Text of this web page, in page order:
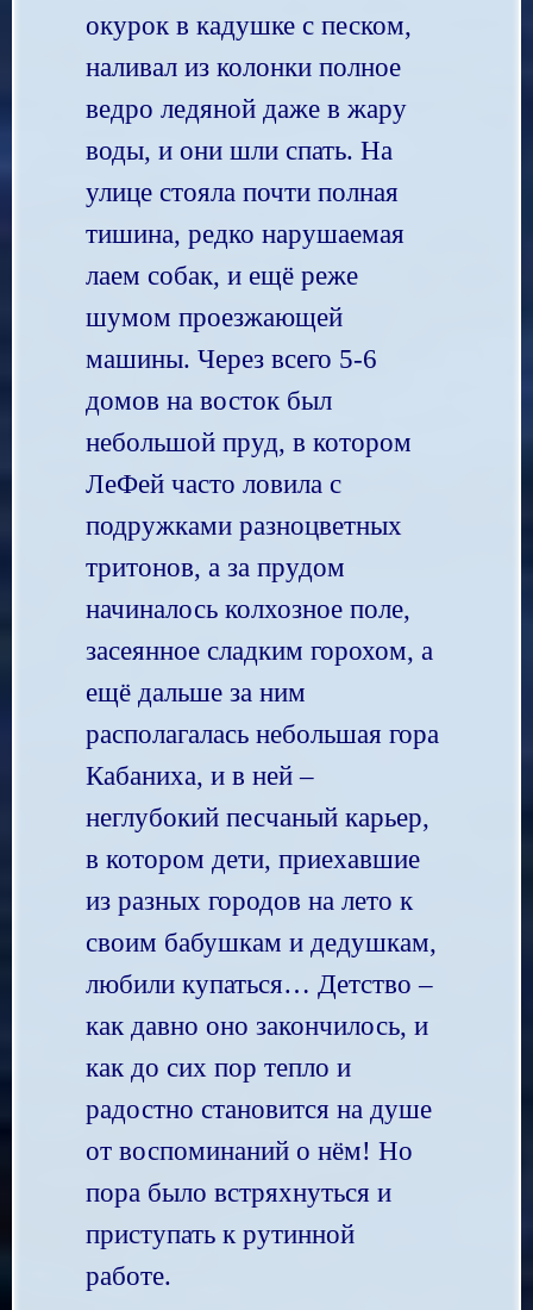
окурок в кадушке с песком,
наливал из колонки полное
ведро ледяной даже в жару
воды, и они шли спать. На
улице стояла почти полная
тишина, редко нарушаемая
лаем собак, и ещё реже
шумом проезжающей
машины. Через всего 5-6
домов на восток был
небольшой пруд, в котором
ЛеФей часто ловила с
подружками разноцветных
тритонов, а за прудом
начиналось колхозное поле,
засеянное сладким горохом, а
ещё дальше за ним
располагалась небольшая гора
Кабаниха, и в ней –
неглубокий песчаный карьер,
в котором дети, приехавшие
из разных городов на лето к
своим бабушкам и дедушкам,
любили купаться… Детство –
как давно оно закончилось, и
как до сих пор тепло и
радостно становится на душе
от воспоминаний о нём! Но
пора было встряхнуться и
приступать к рутинной
работе.